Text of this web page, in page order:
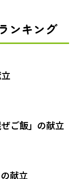
ンキング
ぜご飯」の献立
献立